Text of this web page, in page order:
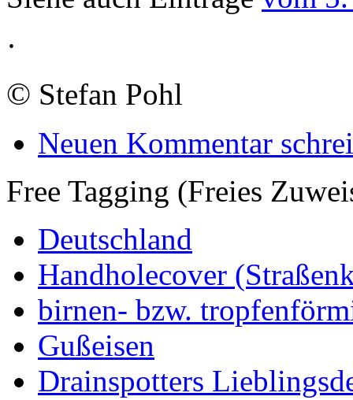
·
© Stefan Pohl
Neuen Kommentar
Free Tagging (Freies
Deutschland
Handholecover
birnen- bzw.
Gußeisen
Drainspotters